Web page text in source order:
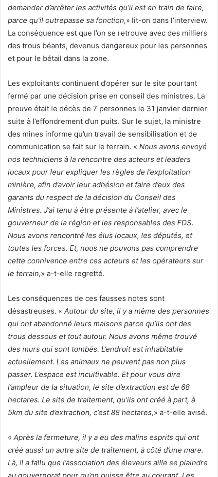
demander d’arrêter les activités qu’il est en train de faire,
parce qu’il outrepasse sa fonction,» lit-on dans l’interview.
La conséquence est que l’on se retrouve avec des milliers
des trous béants, devenus dangereux pour les personnes
et pour le bétail dans la zone.
Les exploitants continuent d’opérer sur le site pourtant
fermé par une décision prise en conseil des ministres. La
preuve était le décès de 7 personnes le 31 janvier dernier
suite à l’effondrement d’un puits. Sur le sujet, la ministre
des mines informe qu’un travail de sensibilisation et de
communication se fait sur le terrain. « Nous avons envoyé
nos techniciens à la rencontre des acteurs et leaders
locaux pour leur expliquer les règles de l’exploitation
minière, afin d’avoir leur adhésion et faire d’eux des
garants du respect de la décision du Conseil des
Ministres. J’ai tenu à être présente à l’atelier, avec le
gouverneur de la région et les responsables des FDS.
Nous avons rencontré les élus locaux, les députés, et
toutes les forces. Et, nous ne pouvons pas comprendre
cette connivence entre ces acteurs et les opérateurs sur
le terrain,» a-t-elle regretté.
Les conséquences de ces fausses notes sont
désastreuses. « Autour du site, il y a même des personnes
qui ont abandonné leurs maisons parce qu’ils ont des
trous dessous et tout autour. Nous avons même trouvé
des murs qui sont tombés. L’endroit est inhabitable
actuellement. Les animaux ne peuvent pas non plus
passer. L’espace est incultivable. Et pour vous dire
l’ampleur de la situation, le site d’extraction est de 68
hectares. Le site de traitement, qu’ils ont créé à part, à
5km du site d’extraction, c’est 88 hectares,» a-t-elle avisé.
« Après la fermeture, il y a eu des malins esprits qui ont
créé aussi un autre site de traitement, à côté d’une mare.
Là, il a fallu que l’association des éleveurs aille se plaindre